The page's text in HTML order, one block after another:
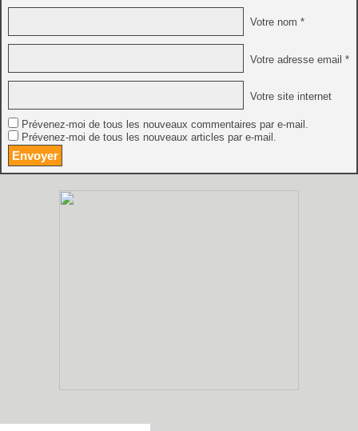
Votre nom *
Votre adresse email *
Votre site internet
Prévenez-moi de tous les nouveaux commentaires par e-mail.
Prévenez-moi de tous les nouveaux articles par e-mail.